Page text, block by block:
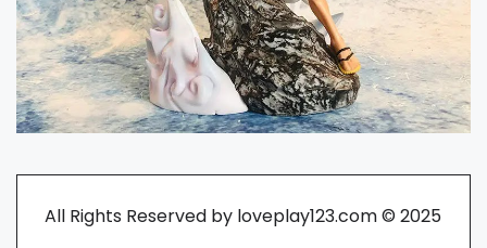
All Rights Reserved by loveplay123.com © 2025